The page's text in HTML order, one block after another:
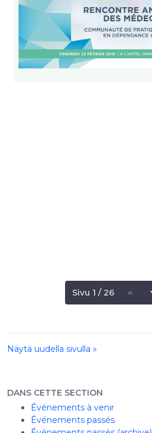
Sivu 1 / 26
Näytä uudella sivulla »
DANS CETTE SECTION
Événements à venir
Événements passés